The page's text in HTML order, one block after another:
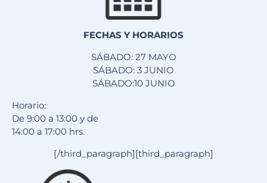
FECHAS Y HORARIOS
SÁBADO: 27 MAYO
SÁBADO: 3 JUNIO
SÁBADO:10 JUNIO
Horario:
De 9:00 a 13:00 y de
14:00 a 17:00 hrs.
[/third_paragraph][third_paragraph]